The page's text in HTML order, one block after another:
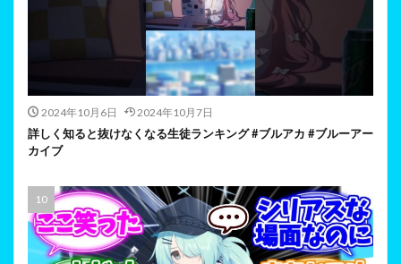
2024年10月6日 2024年10月7日
詳しく知ると抜けなくなる生徒ランキング #ブルアカ #ブルーアー
カイブ